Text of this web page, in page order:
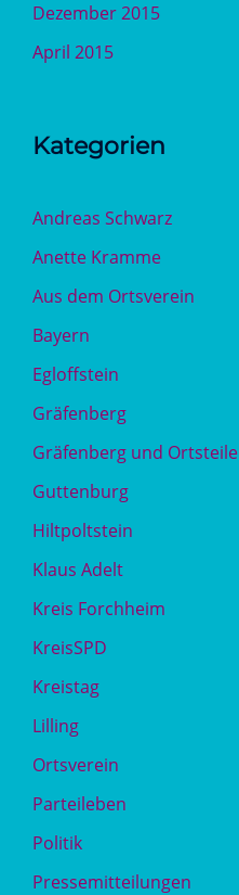
Dezember 2015
April 2015
Kategorien
Andreas Schwarz
Anette Kramme
Aus dem Ortsverein
Bayern
Egloffstein
Gräfenberg
Gräfenberg und Ortsteile
Guttenburg
Hiltpoltstein
Klaus Adelt
Kreis Forchheim
KreisSPD
Kreistag
Lilling
Ortsverein
Parteileben
Politik
Pressemitteilungen